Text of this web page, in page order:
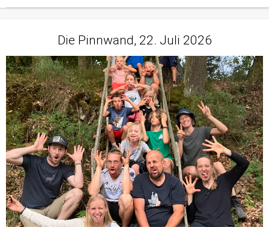
Die Pinnwand, 22. Juli 2026